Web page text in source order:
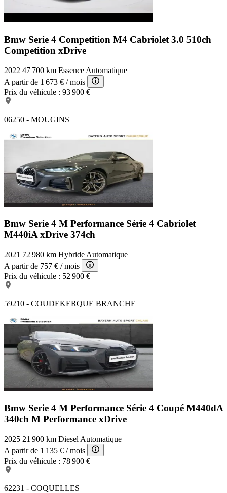
Bmw Serie 4 Competition M4 Cabriolet 3.0 510ch
Competition xDrive
2022 47 700 km Essence Automatique
A partir de 1 673 € / mois
Prix du véhicule : 93 900 €
06250 - MOUGINS
Bmw Serie 4 M Performance Série 4 Cabriolet
M440iA xDrive 374ch
2021 72 980 km Hybride Automatique
A partir de 757 € / mois
Prix du véhicule : 52 900 €
59210 - COUDEKERQUE BRANCHE
Bmw Serie 4 M Performance Série 4 Coupé M440dA
340ch M Performance xDrive
2025 21 900 km Diesel Automatique
A partir de 1 135 € / mois
Prix du véhicule : 78 900 €
62231 - COQUELLES